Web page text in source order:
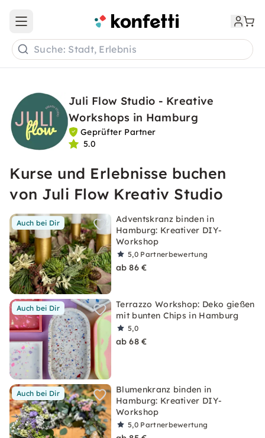
Open main menu
Suche: Stadt, Erlebnis
Juli Flow Studio - Kreative
Workshops in Hamburg
Geprüfter Partner
5.0
Kurse und Erlebnisse buchen
von Juli Flow Kreativ Studio
Auch bei Dir
Adventskranz binden in
Hamburg: Kreativer DIY-
Workshop
5,0 Partnerbewertung
ab 86 €
Auch bei Dir
Terrazzo Workshop: Deko gießen
mit bunten Chips in Hamburg
5,0
ab 68 €
Auch bei Dir
Blumenkranz binden in
Hamburg: Kreativer DIY-
Workshop
5,0 Partnerbewertung